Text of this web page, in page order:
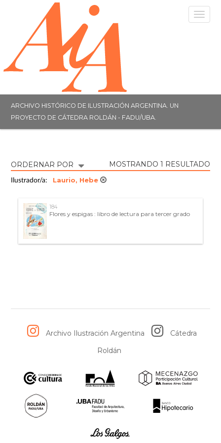
ARCHIVO HISTÓRICO DE ILUSTRACIÓN ARGENTINA. UN
PROYECTO DE CÁTEDRA ROLDÁN - FADU/UBA.
ORDERNAR POR MOSTRANDO 1 RESULTADO
Ilustrador/a: Laurio, Hebe
184
Flores y espigas : libro de lectura para tercer grado
Archivo Ilustración Argentina
Cátedra
Roldán